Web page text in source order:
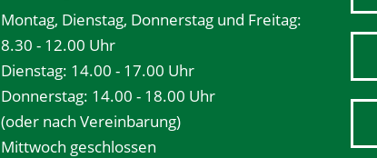
Montag, Dienstag, Donnerstag und Freitag:
8.30 - 12.00 Uhr
Dienstag: 14.00 - 17.00 Uhr
Donnerstag: 14.00 - 18.00 Uhr
(oder nach Vereinbarung)
Mittwoch geschlossen